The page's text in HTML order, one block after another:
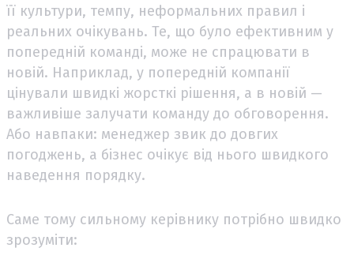
її культури, темпу, неформальних правил і
реальних очікувань. Те, що було ефективним у
попередній команді, може не спрацювати в
новій. Наприклад, у попередній компанії
цінували швидкі жорсткі рішення, а в новій —
важливіше залучати команду до обговорення.
Або навпаки: менеджер звик до довгих
погоджень, а бізнес очікує від нього швидкого
наведення порядку.
Саме тому сильному керівнику потрібно швидко
зрозуміти: